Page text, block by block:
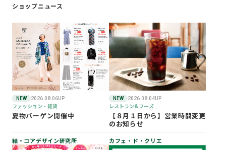
ショップニュース
NEW 2026.08.06UP
ファッション・雑貨
夏物バーゲン開催中
結・コアデザイン研究所
NEW 2026.08.04UP
レストラン&フーズ
【８月１日から】営業時間変更
のお知らせ
カフェ・ド・クリエ